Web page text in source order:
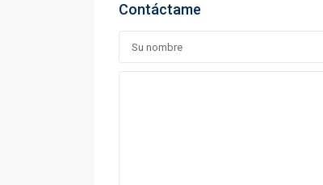
Contáctame